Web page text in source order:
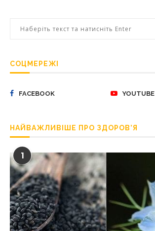
СОЦМЕРЕЖІ
FACEBOOK YOUTUBE
НАЙВАЖЛИВІШЕ ПРО ЗДОРОВ’Я
1